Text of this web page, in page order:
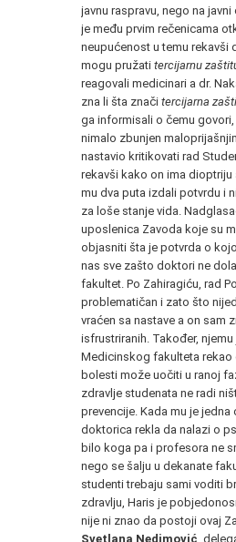
javnu raspravu, nego na
je među prvim rečenicama
neupućenost u temu rekavši
mogu pružati tercijarnu
reagovali medicinari a dr.
zna li šta znači tercijarna
ga informisali o čemu govori,
nimalo zbunjen
nastavio kritikovati rad
rekavši kako on ima dioptriju
mu dva puta izdali potvrdu i
za loše stanje vida.
uposlenica Zavoda koje su
objasniti šta je potvrda o
nas sve zašto doktori ne
fakultet. Po Zahiragiću, rad
problematičan i zato što
vraćen sa nastave a on sam
isfrustriranih. Također,
Medicinskog fakulteta rekao
bolesti može uočiti u ranoj
zdravlje studenata ne radi
prevencije. Kada mu je jedna
doktorica rekla da nalazi o
bilo koga pa i profesora ne
nego se šalju u dekanate
studenti trebaju sami voditi
zdravlju, Haris je
nije ni znao da postoji ovaj
Svetlana Nedimović ,